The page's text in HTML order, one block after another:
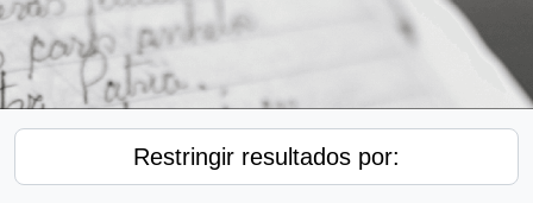
Restringir resultados por: